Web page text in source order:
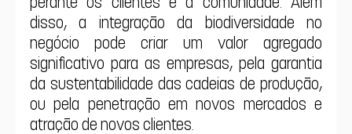
disso, a integração da biodiversidade no
negócio pode criar um valor agregado
significativo para as empresas, pela garantia
da sustentabilidade das cadeias de produção,
ou pela penetração em novos mercados e
atração de novos clientes.